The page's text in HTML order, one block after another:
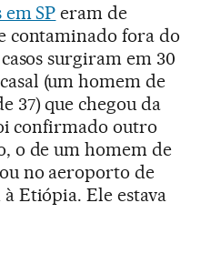
SP eram de
contaminado fora do
surgiram em 30
(um homem de
37) que chegou da
confirmado outro
o de um homem de
no aeroporto de
Etiópia. Ele estava